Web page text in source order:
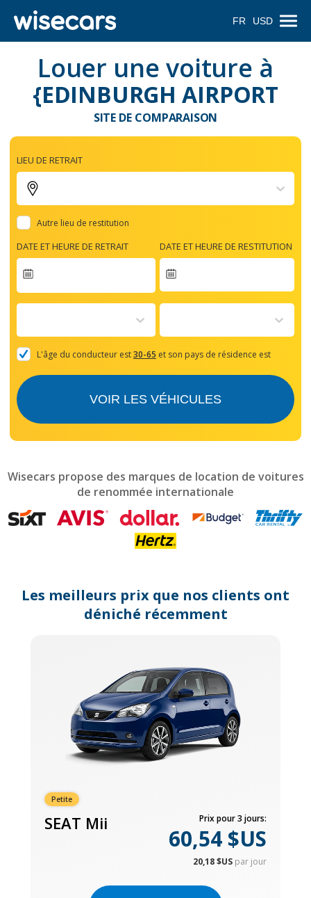
FR USD
Louer une voiture à
{EDINBURGH AIRPORT
SITE DE COMPARAISON
LIEU DE RETRAIT
Autre lieu de restitution
DATE ET HEURE DE RETRAIT
forward
with
the
and
mark
get
the
dates.
DATE ET HEURE DE RESTITUTION
L'âge du conducteur est30-65 et son pays de résidence est
VOIR LES VÉHICULES
Wisecars propose des marques de location de voitures
de renommée internationale
Les meilleurs prix que nos clients ont
déniché récemment
Petite
SEAT Mii Prix pour 3 jours:
60,54 $US
20,18 $US par jour